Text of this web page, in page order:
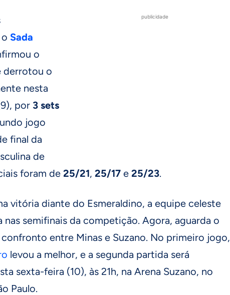
publicidade
Sada
o
derrotou o
nesta
por 3 sets
jogo
final da
de
foram de 25/21, 25/17 e 25/23.
vitória diante do Esmeraldino, a equipe celeste
nas semifinais da competição. Agora, aguarda o
entre Minas e Suzano. No primeiro jogo,
levou a melhor, e a segunda partida será
sexta-feira (10), às 21h, na Arena Suzano, no
Paulo.